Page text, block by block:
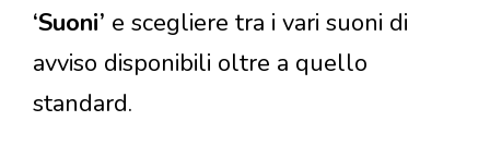
‘Suoni’ e scegliere tra i vari suoni di
avviso disponibili oltre a quello
standard.